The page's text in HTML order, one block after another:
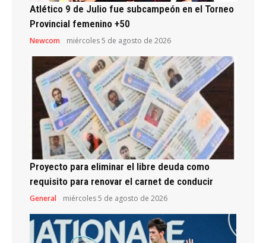
Atlético 9 de Julio fue subcampeón en el Torneo
Provincial femenino +50
Newcom miércoles 5 de agosto de 2026
Proyecto para eliminar el libre deuda como
requisito para renovar el carnet de conducir
General miércoles 5 de agosto de 2026